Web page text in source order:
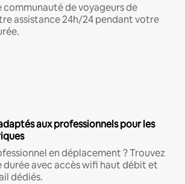
communauté de voyageurs de
assistance 24h/24 pendant votre
aux professionnels pour les
en déplacement ? Trouvez
durée avec accès wifi haut débit et
dédiés.